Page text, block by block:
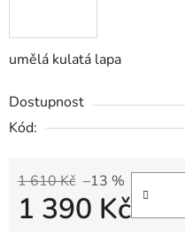
umělá kulatá lapa
Dostupnost
Kód:
1 610 Kč –13 %
1 390 Kč